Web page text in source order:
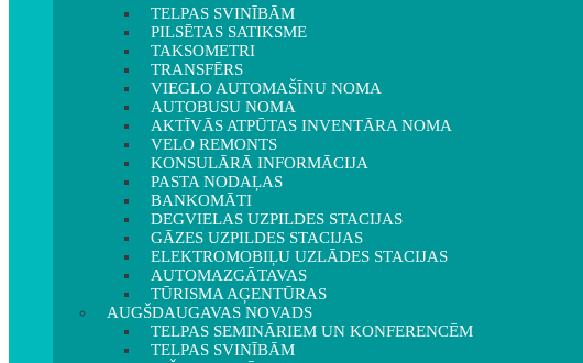
TELPAS SVINĪBĀM
PILSĒTAS SATIKSME
TAKSOMETRI
TRANSFĒRS
VIEGLO AUTOMAŠĪNU NOMA
AUTOBUSU NOMA
AKTĪVĀS ATPŪTAS INVENTĀRA NOMA
VELO REMONTS
KONSULĀRĀ INFORMĀCIJA
PASTA NODAĻAS
BANKOMĀTI
DEGVIELAS UZPILDES STACIJAS
GĀZES UZPILDES STACIJAS
ELEKTROMOBIĻU UZLĀDES STACIJAS
AUTOMAZGĀTAVAS
TŪRISMA AĢENTŪRAS
AUGŠDAUGAVAS NOVADS
TELPAS SEMINĀRIEM UN KONFERENCĒM
TELPAS SVINĪBĀM